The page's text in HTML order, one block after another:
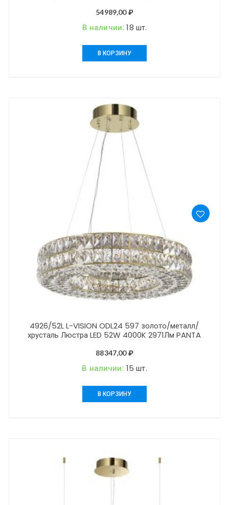
54989,00₽
В наличии:18 шт.
В КОРЗИНУ
4926/52L L-VISION ODL24 597 золото/металл/
хрусталь Люстра LED 52W 4000K 2971Лм PANTA
88347,00₽
В наличии: 15 шт.
В КОРЗИНУ